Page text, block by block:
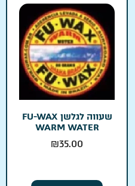
שעווה לגלשן FU-WAX
WARM WATER
₪35.00